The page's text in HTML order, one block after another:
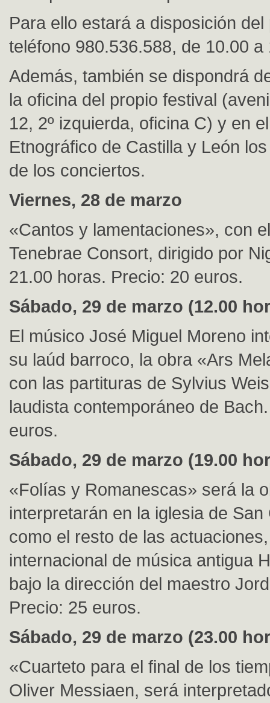
Para ello estará a disposición del
teléfono 980.536.588, de 10.00 a
Además, también se dispondrá
la oficina del propio festival
12, 2º izquierda, oficina C) y en
Etnográfico de Castilla y León
de los conciertos.
Viernes, 28 de marzo
«Cantos y lamentaciones», con
Tenebrae Consort, dirigido por
21.00 horas. Precio: 20 euros.
Sábado, 29 de marzo (12.00
El músico José Miguel Moreno
su laúd barroco, la obra «Ars
con las partituras de Sylvius
laudista contemporáneo de
euros.
Sábado, 29 de marzo (19.00
«Folías y Romanescas» será la
interpretarán en la iglesia de San
como el resto de las
internacional de música antigua
bajo la dirección del maestro
Precio: 25 euros.
Sábado, 29 de marzo (23.00
«Cuarteto para el final de los
Oliver Messiaen, será